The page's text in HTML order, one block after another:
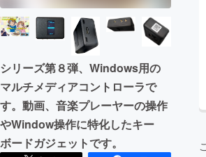
CAMPFIREふるさと納税
シリーズ第８弾、Windows用の
マルチメディアコントローラで
す。動画、音楽プレーヤーの操作
やWindow操作に特化したキー
ボードガジェットです。